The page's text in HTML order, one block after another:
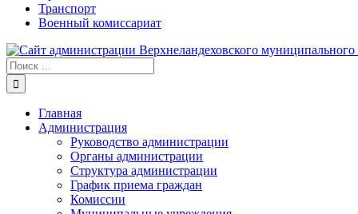
Транспорт
Военный комиссариат
Результат
поиска:
Главная
Администрация
Руководство администрации
Органы администрации
Структура администрации
График приема граждан
Комиссии